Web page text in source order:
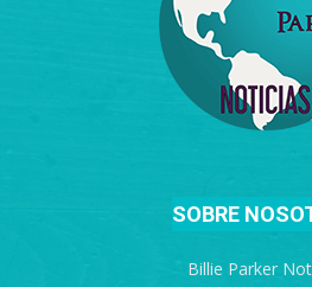
SOBRE
Billie Parker